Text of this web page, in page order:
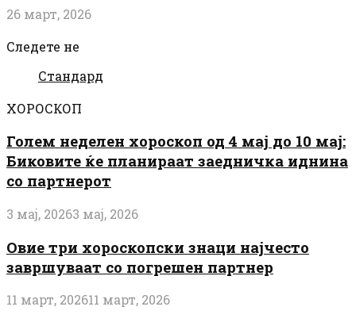
26 март, 2026
Следете не
Стандард
ХОРОСКОП
Голем неделен хороскоп од 4 мај до 10 мај:
Биковите ќе планираат заедничка иднина
со партнерот
3 мај, 20263 мај, 2026
Овие три хороскопски знаци најчесто
завршуваат со погрешен партнер
11 март, 202611 март, 2026